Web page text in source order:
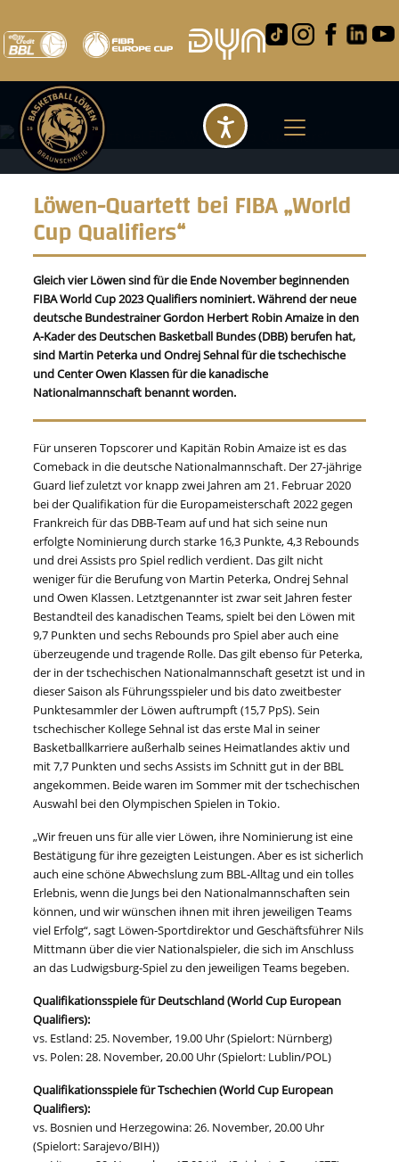
Löwen-Quartett bei FIBA „World
Cup Qualifiers“
Gleich vier Löwen sind für die Ende November beginnenden
FIBA World Cup 2023 Qualifiers nominiert. Während der neue
deutsche Bundestrainer Gordon Herbert Robin Amaize in den
A-Kader des Deutschen Basketball Bundes (DBB) berufen hat,
sind Martin Peterka und Ondrej Sehnal für die tschechische
und Center Owen Klassen für die kanadische
Nationalmannschaft benannt worden.
Für unseren Topscorer und Kapitän Robin Amaize ist es das
Comeback in die deutsche Nationalmannschaft. Der 27-jährige
Guard lief zuletzt vor knapp zwei Jahren am 21. Februar 2020
bei der Qualifikation für die Europameisterschaft 2022 gegen
Frankreich für das DBB-Team auf und hat sich seine nun
erfolgte Nominierung durch starke 16,3 Punkte, 4,3 Rebounds
und drei Assists pro Spiel redlich verdient. Das gilt nicht
weniger für die Berufung von Martin Peterka, Ondrej Sehnal
und Owen Klassen. Letztgenannter ist zwar seit Jahren fester
Bestandteil des kanadischen Teams, spielt bei den Löwen mit
9,7 Punkten und sechs Rebounds pro Spiel aber auch eine
überzeugende und tragende Rolle. Das gilt ebenso für Peterka,
der in der tschechischen Nationalmannschaft gesetzt ist und in
dieser Saison als Führungsspieler und bis dato zweitbester
Punktesammler der Löwen auftrumpft (15,7 PpS). Sein
tschechischer Kollege Sehnal ist das erste Mal in seiner
Basketballkarriere außerhalb seines Heimatlandes aktiv und
mit 7,7 Punkten und sechs Assists im Schnitt gut in der BBL
angekommen. Beide waren im Sommer mit der tschechischen
Auswahl bei den Olympischen Spielen in Tokio.
„Wir freuen uns für alle vier Löwen, ihre Nominierung ist eine
Bestätigung für ihre gezeigten Leistungen. Aber es ist sicherlich
auch eine schöne Abwechslung zum BBL-Alltag und ein tolles
Erlebnis, wenn die Jungs bei den Nationalmannschaften sein
können, und wir wünschen ihnen mit ihren jeweiligen Teams
viel Erfolg“, sagt Löwen-Sportdirektor und Geschäftsführer Nils
Mittmann über die vier Nationalspieler, die sich im Anschluss
an das Ludwigsburg-Spiel zu den jeweiligen Teams begeben.
Qualifikationsspiele für Deutschland (World Cup European
Qualifiers):
vs. Estland: 25. November, 19.00 Uhr (Spielort: Nürnberg)
vs. Polen: 28. November, 20.00 Uhr (Spielort: Lublin/POL)
Qualifikationsspiele für Tschechien(World Cup European
Qualifiers):
vs. Bosnien und Herzegowina: 26. November, 20.00 Uhr
(Spielort: Sarajevo/BIH))